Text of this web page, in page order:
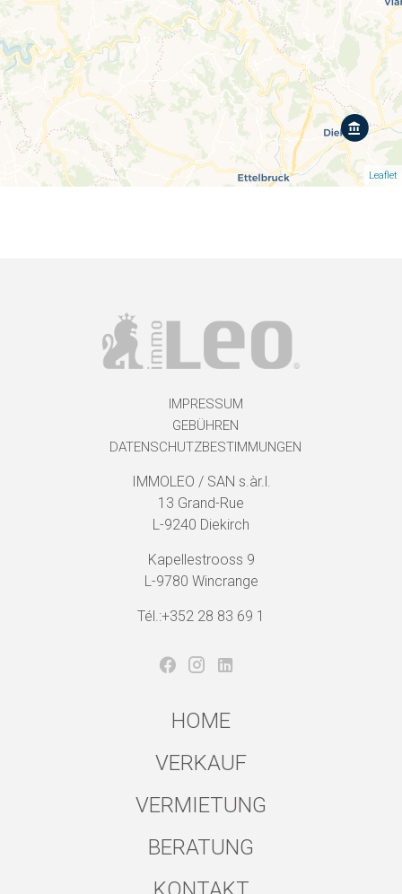
Leaflet
IMPRESSUM
GEBÜHREN
DATENSCHUTZBESTIMMUNGEN
IMMOLEO / SAN s.àr.l.
13 Grand-Rue
L-9240 Diekirch
Kapellestrooss 9
L-9780 Wincrange
Tél.:+352 28 83 69 1
HOME
VERKAUF
VERMIETUNG
BERATUNG